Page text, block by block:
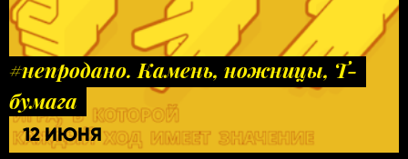
#непродано. Камень, ножницы, Т-
бумага
12 ИЮНЯ